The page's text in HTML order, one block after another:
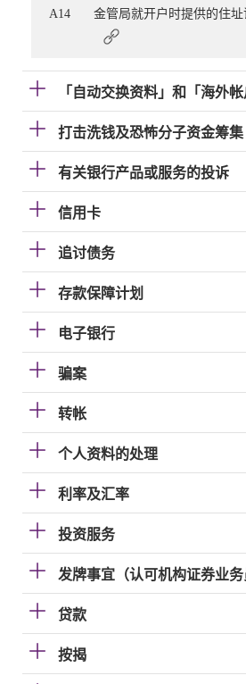
A14 金管局就开户时提供的住
「自动交换资料」和「海外
打击洗钱及恐怖分子资金筹集
有关银行产品或服务的投诉
信用卡
追讨债务
存款保障计划
电子银行
骗案
转帐
个人资料的处理
利率及汇率
投资服务
发牌事宜（认可机构证券业务
贷款
按揭